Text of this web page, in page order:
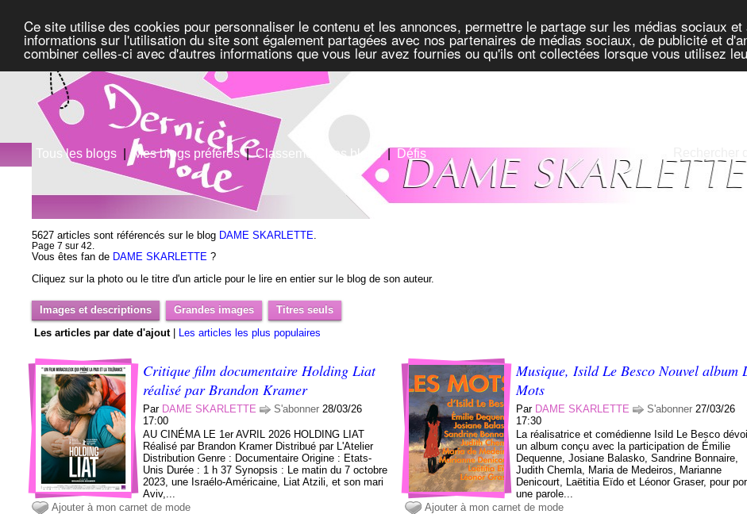
Ce site utilise des cookies pour personnaliser le contenu et les annonces, permettre le partage sur les médias sociaux
informations sur l'utilisation du site sont également partagées avec nos partenaires de médias sociaux, de publicité et
combiner celles-ci avec d'autres informations que vous leur avez fournies ou qu'ils ont collectées lorsque vous utilisez
Tous les blogs | Mes blogs préférés|Classement des blogs| Défis
5627 articles sont référencés sur le blog DAME SKARLETTE
Page 7 sur 42.
Vous êtes fan de DAME SKARLETTE ?
Cliquez sur la photo ou le titre d'un article pour le lire en entier sur le blog de son auteur.
Images et descriptions Grandes images
Titres seuls
Les articles par date d'ajout| Les articles les plus populaires
Critique film documentaire Holding Liat
réalisé par Brandon Kramer
Par DAME SKARLETTE S'abonner 28/03/26
17:00
AU CINÉMA LE 1er AVRIL 2026 HOLDING LIAT
Réalisé par Brandon Kramer Distribué par L'Atelier
Distribution Genre : Documentaire Origine : Etats-
Unis Durée : 1 h 37 Synopsis : Le matin du 7 octobre
2023, une Israélo-Américaine, Liat Atzili, et son mari
Aviv,...
Ajouter à mon carnet de mode
Musique, Isild Le Besco Nouvel album
Mots
Par DAME SKARLETTE S'abonner 27/03/26
17:30
La réalisatrice et comédienne Isild Le Besco
un album conçu avec la participation de Émilie
Dequenne, Josiane Balasko, Sandrine Bonnaire,
Judith Chemla, Maria de Medeiros, Marianne
Denicourt, Laëtitia Eïdo et Léonor Graser, pour
une parole...
Ajouter à mon carnet de mode